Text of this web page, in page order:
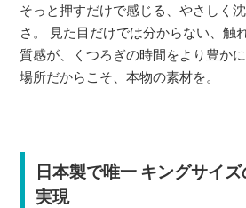
そっと押すだけで感じる、やさしく
さ。 見た目だけでは分からない、触
質感が、くつろぎの時間をより豊か
場所だからこそ、本物の素材を。
日本製で唯一 キングサイ
実現